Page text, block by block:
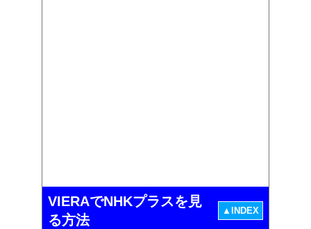
VIERAでNHKプラスを見
る方法
▲INDEX